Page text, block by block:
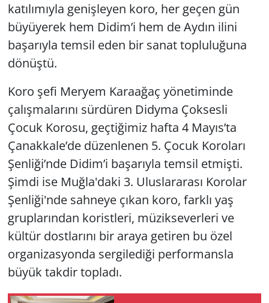
katılımıyla genişleyen koro, her geçen gün
büyüyerek hem Didim’i hem de Aydın ilini
başarıyla temsil eden bir sanat topluluğuna
dönüştü.
Koro şefi Meryem Karaağaç yönetiminde
çalışmalarını sürdüren Didyma Çoksesli
Çocuk Korosu, geçtiğimiz hafta 4 Mayıs’ta
Çanakkale’de düzenlenen 5. Çocuk Koroları
Şenliği’nde Didim’i başarıyla temsil etmişti.
Şimdi ise Muğla'daki 3. Uluslararası Korolar
Şenliği'nde sahneye çıkan koro, farklı yaş
gruplarından koristleri, müzikseverleri ve
kültür dostlarını bir araya getiren bu özel
organizasyonda sergilediği performansla
büyük takdir topladı.
Yerel